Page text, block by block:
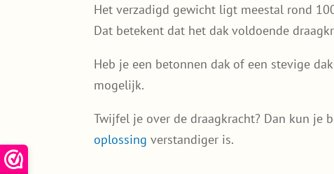
Het verzadigd gewicht ligt meestal rond
Dat betekent dat het dak voldoende
Heb je een betonnen dak of een stevige
mogelijk.
Twijfel je over de draagkracht? Dan kun je
oplossing verstandiger is.